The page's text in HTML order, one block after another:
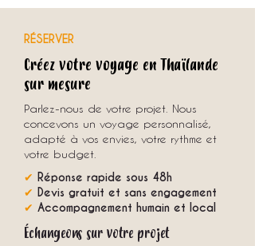
RÉSERVER
Créez votre voyage en Thaïlande
sur mesure
Parlez-nous de votre projet. Nous
concevons un voyage personnalisé,
adapté à vos envies, votre rythme et
votre budget.
✔ Réponse rapide sous 48h
✔ Devis gratuit et sans engagement
✔ Accompagnement humain et local
Échangeons sur votre projet